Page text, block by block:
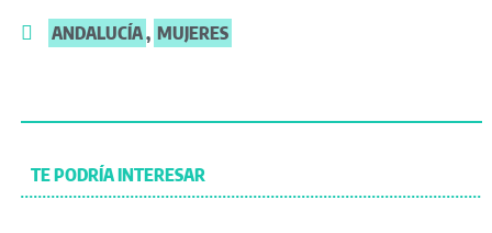
ANDALUCÍA, MUJERES
TE PODRÍA INTERESAR